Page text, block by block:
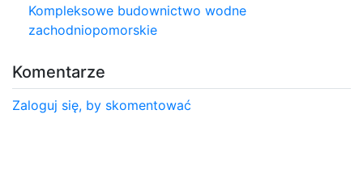
Kompleksowe budownictwo wodne
zachodniopomorskie
Komentarze
Zaloguj się, by skomentować